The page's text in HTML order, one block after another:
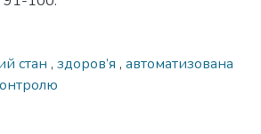
стан , здоров’я , автоматизована